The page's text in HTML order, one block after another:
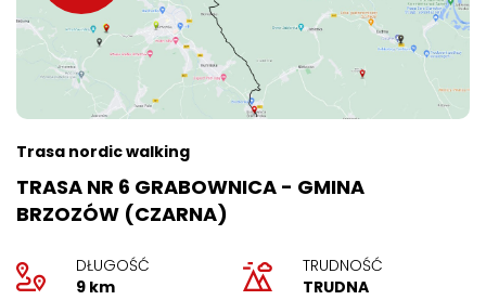
Trasa nordic walking
TRASA NR 6 GRABOWNICA - GMINA
BRZOZÓW (CZARNA)
DŁUGOŚĆ
9 km
TRUDNOŚĆ
TRUDNA